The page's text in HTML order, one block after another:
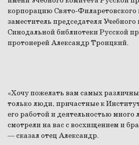
корпорацию Свято-Филаретовского
заместитель председателя
Синодальной библиотеки Русской
протоиерей Александр Троицкий.
«Хочу пожелать вам самых
только люди, причастные к
его работой и деятельностью много
смотрели на вас с восхищением и
— сказал отец Александр.